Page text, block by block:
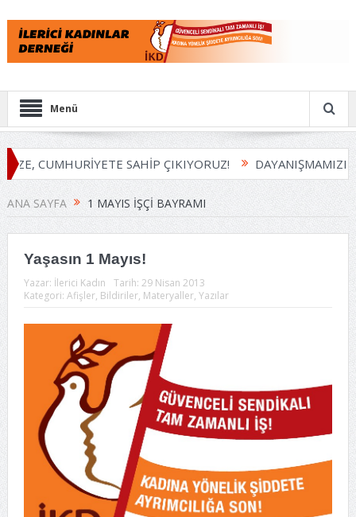
Menü
CUMHURİYETE SAHİP ÇIKIYORUZ! DAYANIŞMAMIZI
ANA SAYFA 1 MAYIS İŞÇI BAYRAMI
Yaşasın 1 Mayıs!
Yazar: İlerici Kadın Tarih: 29 Nisan 2013
Kategori: Afişler, Bildiriler, Materyaller, Yazılar